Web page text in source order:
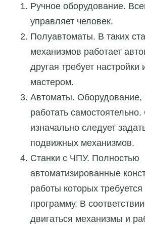
Ручное оборудование.
управляет человек.
Полуавтоматы. В таких
механизмов работает
другая требует настройки
мастером.
Автоматы. Оборудование,
работать
изначально следует
подвижных механизмов.
Станки с ЧПУ. Полностью
автоматизированные
работы которых требуется
программу. В
двигаться механизмы и